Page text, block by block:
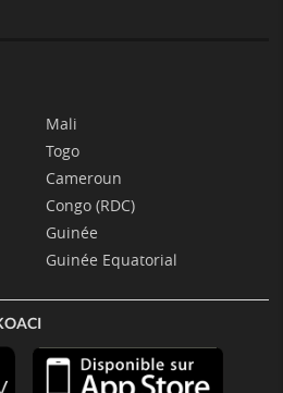
Mali
Togo
Cameroun
Congo (RDC)
Guinée
Guinée Equatorial